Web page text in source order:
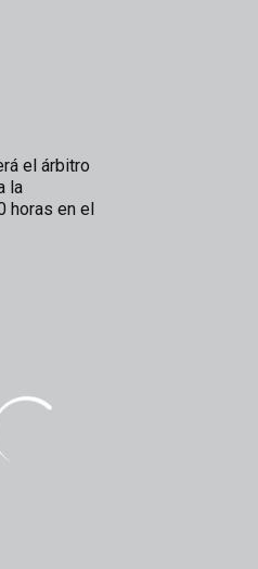
el árbitro
la
horas en el